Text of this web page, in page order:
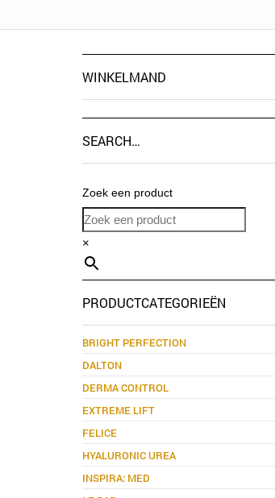
WINKELMAND
SEARCH…
Zoek een product
×
PRODUCTCATEGORIEËN
BRIGHT PERFECTION
DALTON
DERMA CONTROL
EXTREME LIFT
FELICE
HYALURONIC UREA
INSPIRA: MED